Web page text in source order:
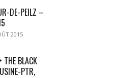
DE-PEILZ –
2015
THE BLACK
PTR,